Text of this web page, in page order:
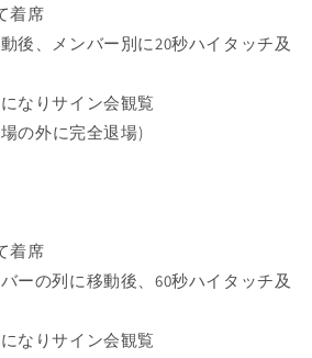
着席
後、メンバー別に20秒ハイタッチ及
なりサイン会観覧
の外に完全退場)
着席
ーの列に移動後、60秒ハイタッチ及
なりサイン会観覧